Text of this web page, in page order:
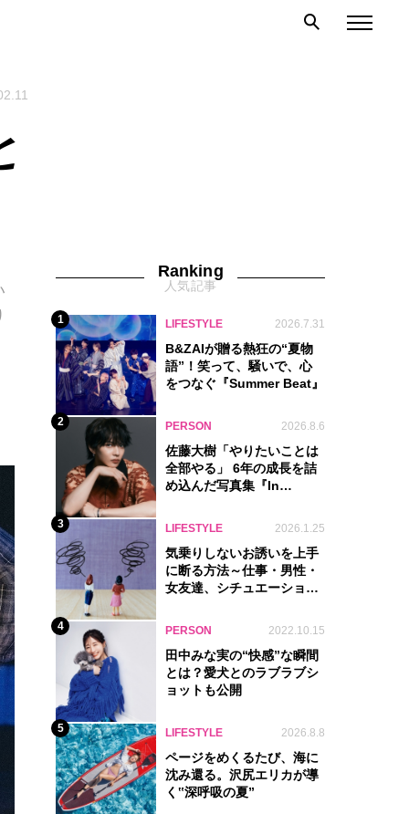
Ranking
人気記事
1 LIFESTYLE 2026.7.31
B&ZAIが贈る熱狂の“夏物
語”！笑って、騒いで、心
をつなぐ『Summer Beat』
2 PERSON 2026.8.6
佐藤大樹「やりたいことは
全部やる」 6年の成長を詰
め込んだ写真集『In
3 LIFESTYLE 2026.1.25
気乗りしないお誘いを上手
に断る方法～仕事・男性・
女友達、シチュエーション
4 PERSON 2022.10.15
田中みな実の“快感”な瞬間
とは？愛犬とのラブラブシ
ョットも公開
5 LIFESTYLE 2026.8.8
ページをめくるたび、海に
沈み還る。沢尻エリカが導
く‟深呼吸の夏”